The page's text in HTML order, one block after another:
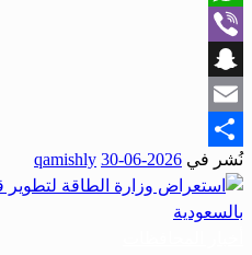
WhatsApp
Viber
Snapchat
Email
Share
نُشر في 2026-06-30
qamishly